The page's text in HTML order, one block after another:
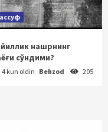
йиллик нашрнинг
сўндими?
4 kun oldin Behzod 205